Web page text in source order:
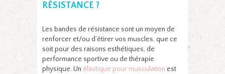
RÉSISTANCE ?
Les bandes de résistance sont un moyen de
renforcer et/ou d’étirer vos muscles, que ce
soit pour des raisons esthétiques, de
performance sportive ou de thérapie
physique. Un élastique pour musculation est